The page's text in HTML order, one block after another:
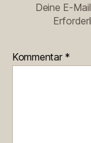
Deine E-
Kommentar *